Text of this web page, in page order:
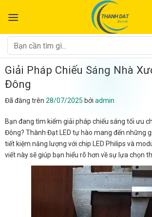
đến
dung
Tìm
kiếm:
Giải Pháp Chiếu Sáng Nhà
Đông
Đã đăng trên 28/07/2025 bởi admin
Bạn đang tìm kiếm giải pháp chiếu sáng tối ưu
Đông? Thành Đạt LED tự hào mang đến những
tiết kiệm năng lượng với chip LED Philips và
viết này sẽ giúp bạn hiểu rõ hơn về sự lựa chọn